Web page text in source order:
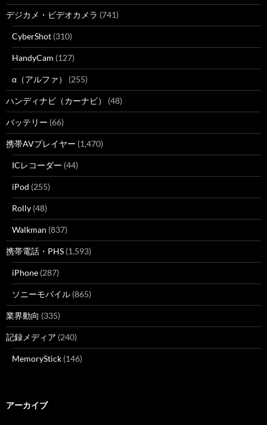
デジカメ・ビデオカメラ (741)
CyberShot (310)
HandyCam (127)
α（アルファ） (255)
ハンディナビ（カーナビ） (48)
バッテリー (66)
携帯AVプレイヤー (1,470)
ICレコーダー (44)
iPod (255)
Rolly (48)
Walkman (837)
携帯電話・PHS (1,593)
iPhone (287)
ソニーモバイル (865)
業界動向 (335)
記録メディア (240)
MemoryStick (146)
アーカイブ